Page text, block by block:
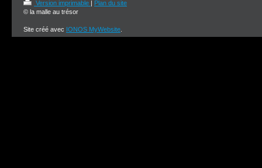
Version imprimable | Plan du site
© la malle au trésor
Site créé avec IONOS MyWebsite